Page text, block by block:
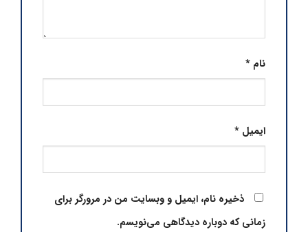
نام*
ایمیل*
ذخیره نام، ایمیل و وبسایت من در مرورگر برای
زمانی که دوباره دیدگاهی می‌نویسم.